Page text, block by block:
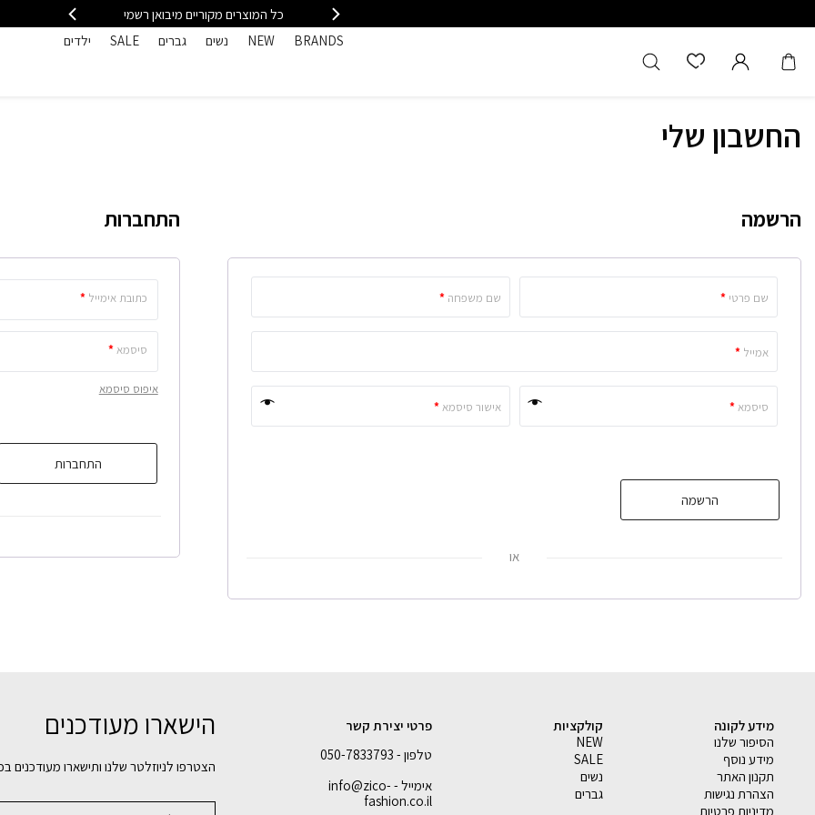
כל המוצרים מקוריים מיבואן רשמי
BRANDS
NEW נשים גברים SALE ילדים
החשבון שלי
התחברות
כתובת אימייל*
סיסמא*
איפוס סיסמא
התחברות
הרשמה
שם פרטי * שם משפחה*
אמייל *
סיסמא* אישור סיסמא*
הרשמה
או
מידע לקונה
הסיפור שלנו
מידע נוסף
תקנון האתר
הצהרת נגישות
מדיניות פרטיות
קולקציות
NEW
SALE
נשים
גברים
פרטי יצירת קשר
טלפון - 050-7833793
אימייל - info@zico-
fashion.co.il
הישארו מעודכנים
הצטרפו לניוזלטר שלנו ותישארו